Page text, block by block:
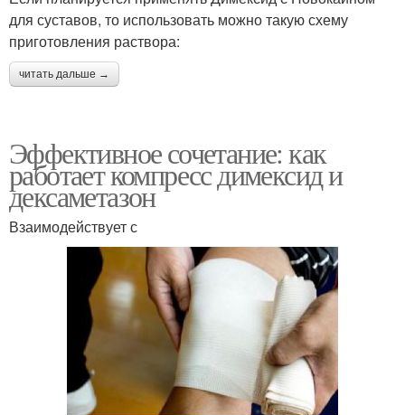
для суставов, то использовать можно такую схему
приготовления раствора:
читать дальше →
Эффективное сочетание: как
работает компресс димексид и
дексаметазон
Взаимодействует с